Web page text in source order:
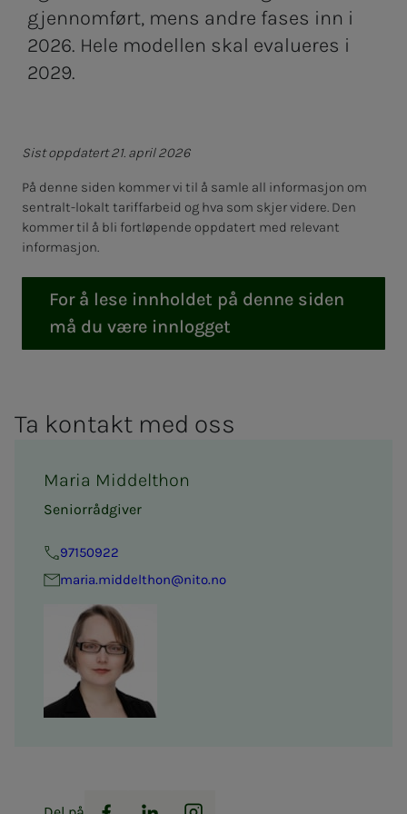
gjennomført, mens andre fases inn i
2026. Hele modellen skal evalueres i
2029.
Sist oppdatert 21. april 2026
På denne siden kommer vi til å samle all informasjon om
sentralt-lokalt tariffarbeid og hva som skjer videre. Den
kommer til å bli fortløpende oppdatert med relevant
informasjon.
For å lese innholdet på denne siden
må du være innlogget
Ta kon­takt med oss
Maria Middelthon
Seniorrådgiver
97150922
maria.middelthon@nito.no